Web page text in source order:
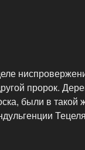
пророк.
были в